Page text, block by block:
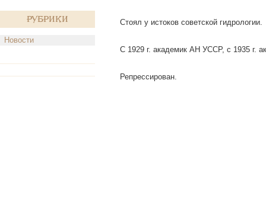
Рубрики
Новости
Стоял у истоков советской гидрологии.
С 1929 г. академик АН УССР, с 1935 г.
Репрессирован.